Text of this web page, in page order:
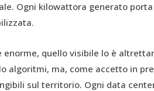
Ogni kilowattora generato
enorme, quello visibile lo è
algoritmi, ma, come accetto in
sul territorio. Ogni data